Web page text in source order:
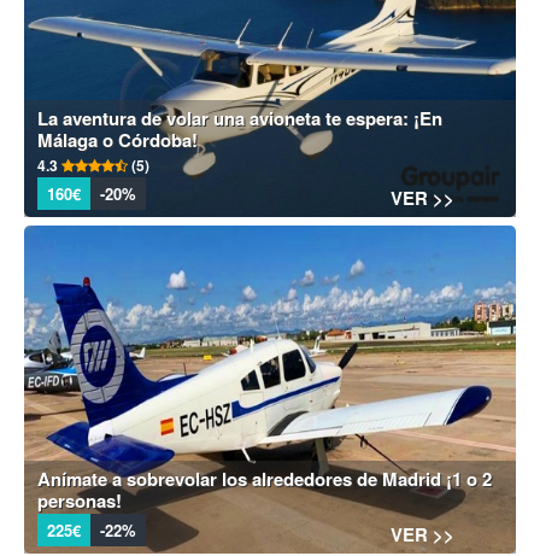
La aventura de volar una avioneta te espera: ¡En
Málaga o Córdoba!
4.3 (5)
160€ -20% VER >>
Anímate a sobrevolar los alrededores de Madrid ¡1 o 2
personas!
225€ -22% VER >>